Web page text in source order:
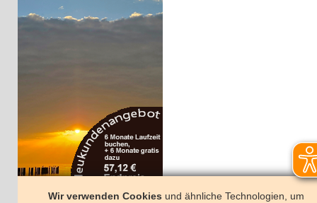
Wir verwenden Cookies und ähnliche Technologien, um